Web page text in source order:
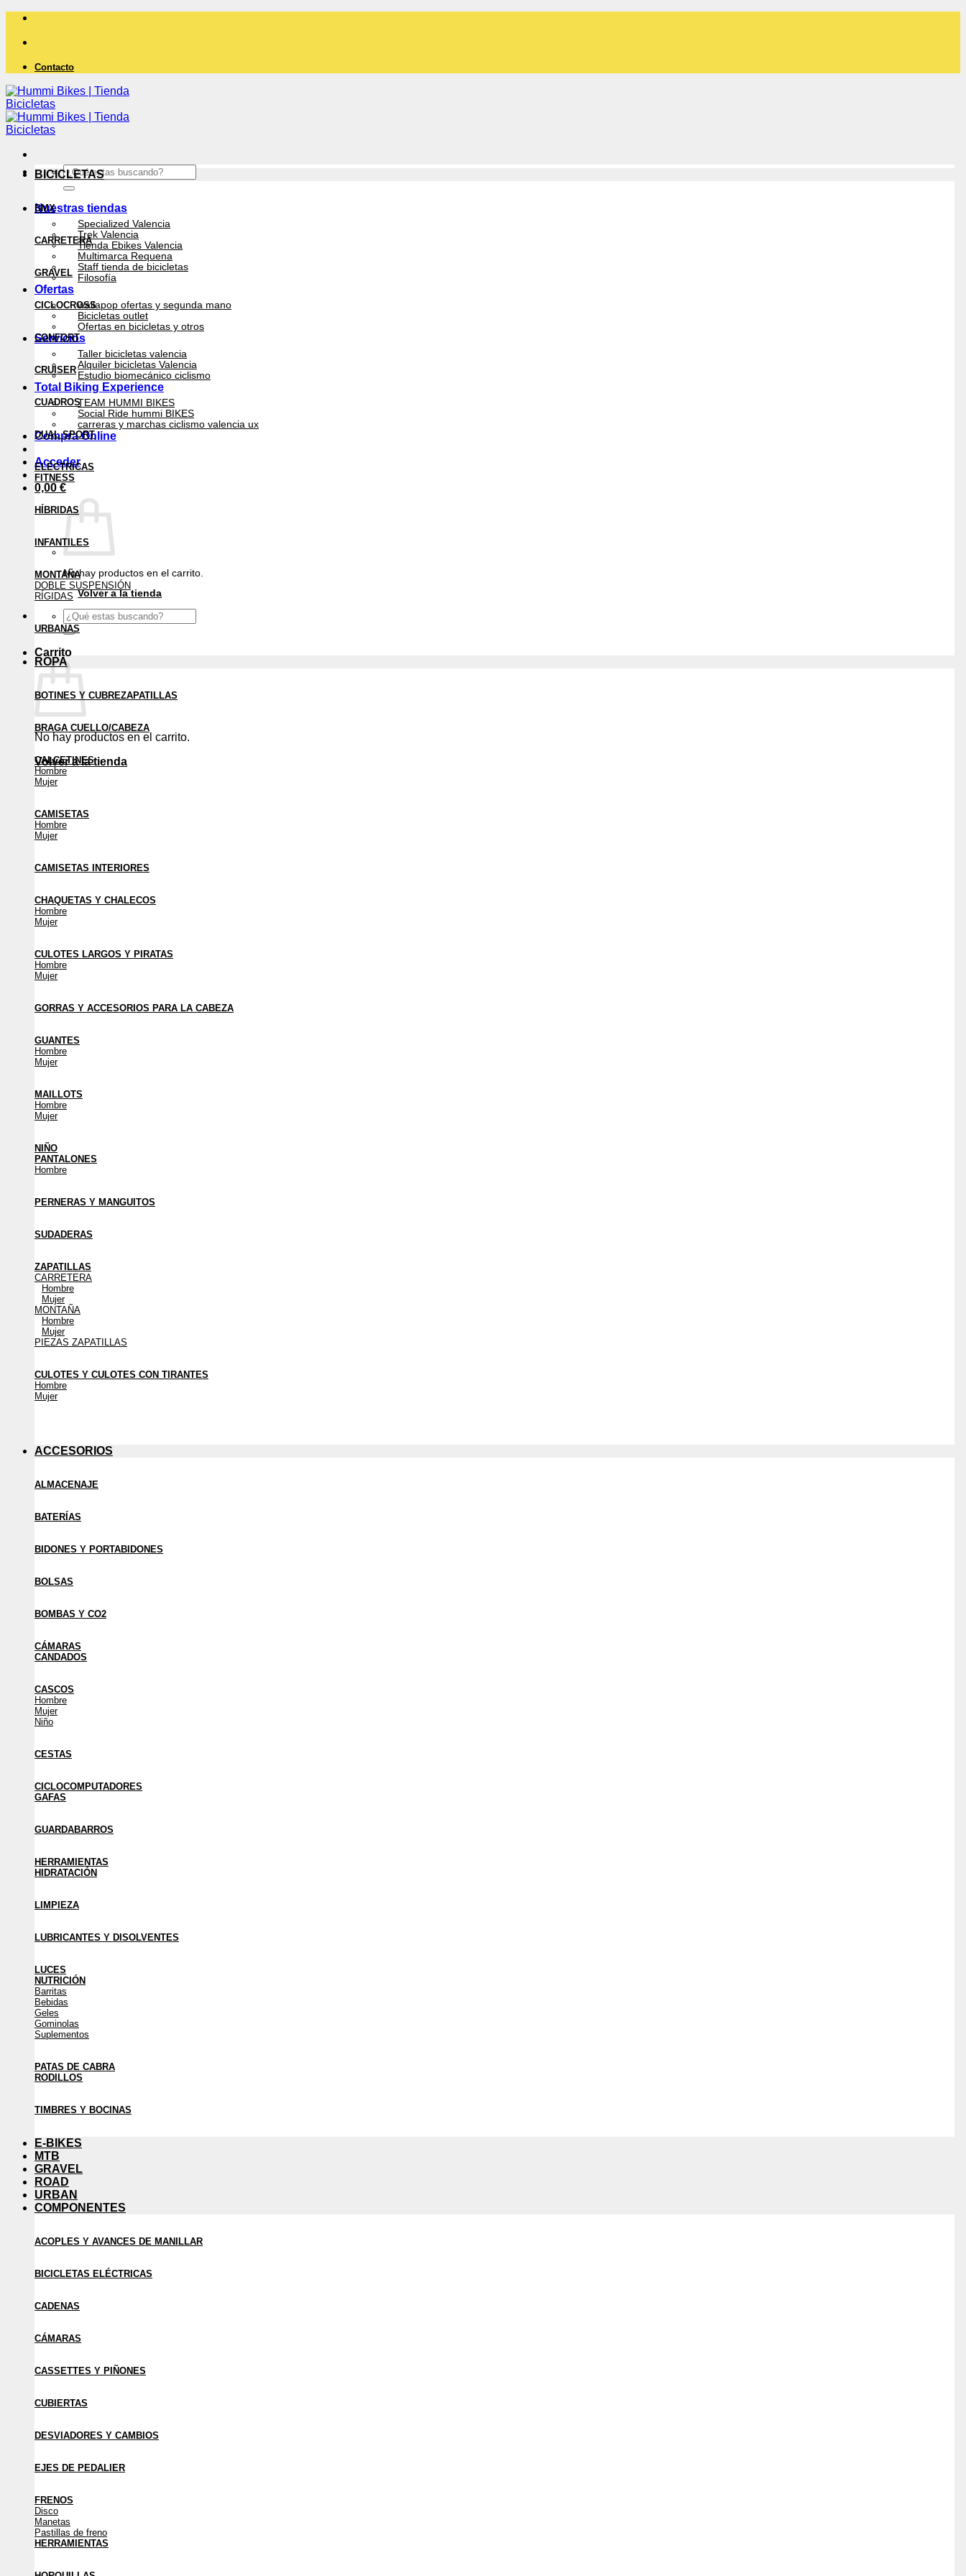
Saltar
contenido
Contacto
Buscar
por:
Nuestras tiendas
Specialized Valencia
Trek Valencia
Tienda Ebikes Valencia
Multimarca Requena
Staff tienda de bicicletas
Filosofía
Ofertas
wallapop ofertas y segunda mano
Bicicletas outlet
Ofertas en bicicletas y otros
Servicios
Taller bicicletas valencia
Alquiler bicicletas Valencia
Estudio biomecánico ciclismo
Total Biking Experience
TEAM HUMMI BIKES
Social Ride hummi BIKES
carreras y marchas ciclismo valencia ux
Compra Online
Acceder
0,00 €
No hay productos en el carrito.
Volver a la tienda
Buscar
por:
Carrito
No hay productos en el carrito.
Volver a la tienda
BICICLETAS
BMX
CARRETERA
GRAVEL
CICLOCROSS
CONFORT
CRUISER
CUADROS
DUAL SPORT
ELÉCTRICAS
FITNESS
HÍBRIDAS
INFANTILES
MONTAÑA
DOBLE SUSPENSIÓN
RÍGIDAS
URBANAS
ROPA
BOTINES Y CUBREZAPATILLAS
BRAGA CUELLO/CABEZA
CALCETINES
Hombre
Mujer
CAMISETAS
Hombre
Mujer
CAMISETAS INTERIORES
CHAQUETAS Y CHALECOS
Hombre
Mujer
CULOTES LARGOS Y PIRATAS
Hombre
Mujer
GORRAS Y ACCESORIOS PARA LA CABEZA
GUANTES
Hombre
Mujer
MAILLOTS
Hombre
Mujer
NIÑO
PANTALONES
Hombre
PERNERAS Y MANGUITOS
SUDADERAS
ZAPATILLAS
CARRETERA
Hombre
Mujer
MONTAÑA
Hombre
Mujer
PIEZAS ZAPATILLAS
CULOTES Y CULOTES CON TIRANTES
Hombre
Mujer
ACCESORIOS
ALMACENAJE
BATERÍAS
BIDONES Y PORTABIDONES
BOLSAS
BOMBAS Y CO2
CÁMARAS
CANDADOS
CASCOS
Hombre
Mujer
Niño
CESTAS
CICLOCOMPUTADORES
GAFAS
GUARDABARROS
HERRAMIENTAS
HIDRATACIÓN
LIMPIEZA
LUBRICANTES Y DISOLVENTES
LUCES
NUTRICIÓN
Barritas
Bebidas
Geles
Gominolas
Suplementos
PATAS DE CABRA
RODILLOS
TIMBRES Y BOCINAS
E-BIKES
MTB
GRAVEL
ROAD
URBAN
COMPONENTES
ACOPLES Y AVANCES DE MANILLAR
BICICLETAS ELÉCTRICAS
CADENAS
CÁMARAS
CASSETTES Y PIÑONES
CUBIERTAS
DESVIADORES Y CAMBIOS
EJES DE PEDALIER
FRENOS
Disco
Manetas
Pastillas de freno
HERRAMIENTAS